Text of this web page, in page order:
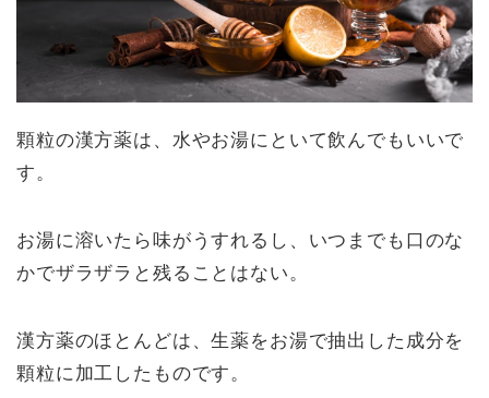
顆粒の漢方薬は、水やお湯にといて飲んでもいいで
す。
お湯に溶いたら味がうすれるし、いつまでも口のな
かでザラザラと残ることはない。
漢方薬のほとんどは、生薬をお湯で抽出した成分を
顆粒に加工したものです。